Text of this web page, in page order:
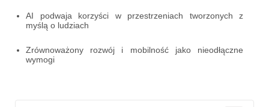
AI podwaja korzyści w przestrzeniach tworzonych z
myślą o ludziach
Zrównoważony rozwój i mobilność jako nieodłączne
wymogi